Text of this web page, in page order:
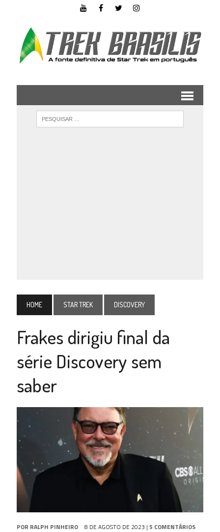
HOME STAR TREK DISCOVERY
Frakes dirigiu final da
série Discovery sem
saber
POR RALPH PINHEIRO 8 DE AGOSTO DE 2023 | 5 COMENTÁRIOS